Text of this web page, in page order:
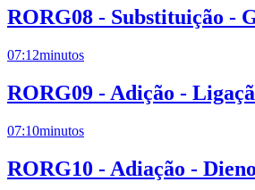
RORG08 - Substituição -
07:12minutos
RORG09 - Adição -
07:10minutos
RORG10 - Adiação -